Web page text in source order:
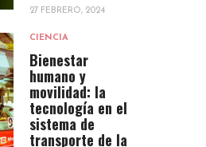
27 FEBRERO, 2024
CIENCIA
Bienestar
humano y
movilidad: la
tecnología en el
sistema de
transporte de la